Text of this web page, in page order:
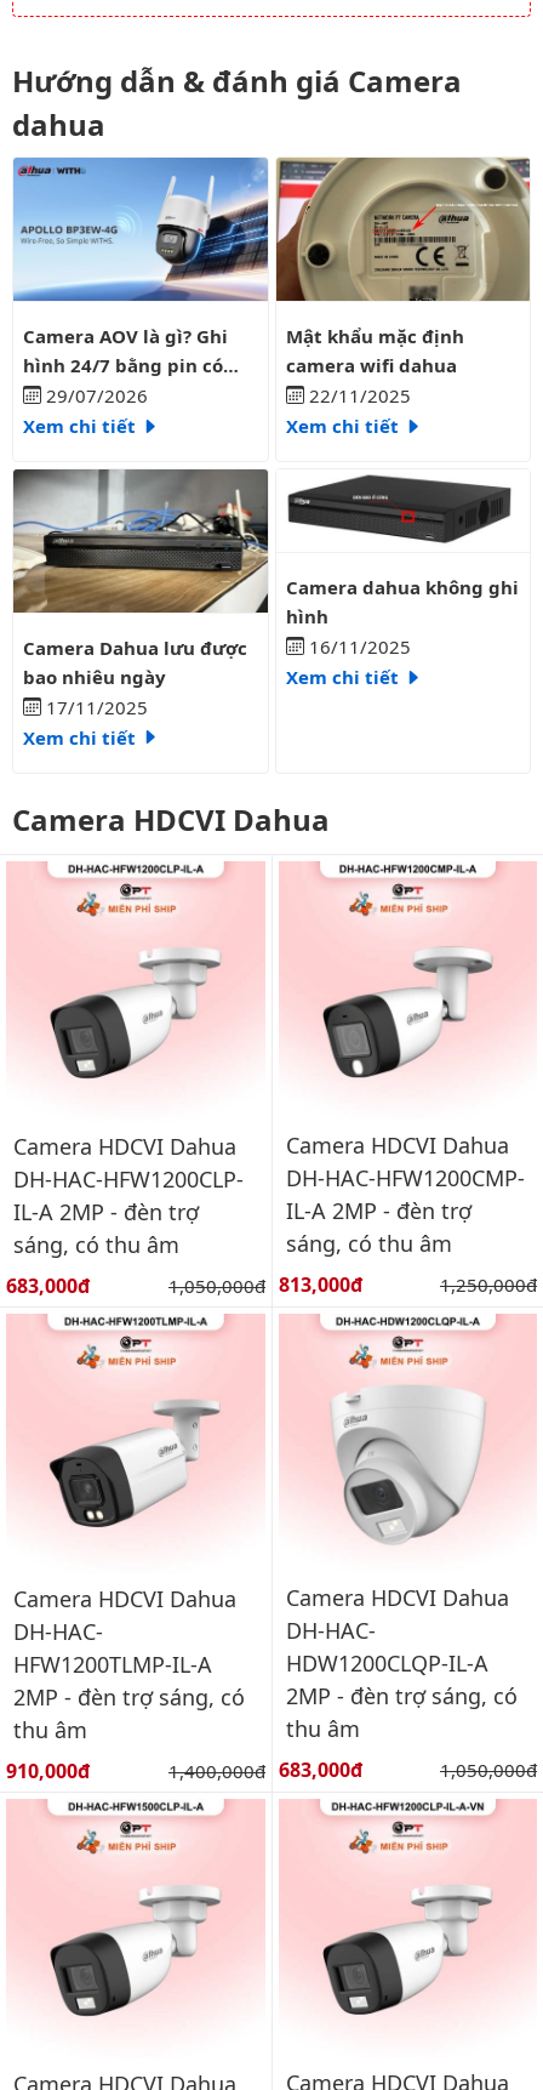
Hướng dẫn & đánh giá Camera
dahua
Camera AOV là gì? Ghi hình 24/7 bằng pin có liên tục?
Camera AOV là gì? Ghi
hình 24/7 bằng pin có
liên tục?
29/07/2026
Xem chi tiết
Mật khẩu mặc định camera
Mật khẩu mặc định
camera wifi dahua
22/11/2025
Xem chi tiết
Camera Dahua lưu được bao nhiêu ngày
Camera Dahua lưu được
bao nhiêu ngày
17/11/2025
Xem chi tiết
Camera dahua không ghi hình
Camera dahua không ghi
hình
16/11/2025
Xem chi tiết
Camera HDCVI Dahua
Camera HDCVI Dahua
DH-HAC-HFW1200CLP-
IL-A 2MP - đèn trợ
sáng, có thu âm
Giá bán:
683,000đ Giá gốc:
1,050,000đ
Camera HDCVI Dahua
DH-HAC-HFW1200CMP-
IL-A 2MP - đèn trợ
sáng, có thu âm
Giá bán:
813,000đ Giá gốc:
1,250,000đ
Camera HDCVI Dahua
DH-HAC-
HFW1200TLMP-IL-A
2MP - đèn trợ sáng, có
thu âm
Giá bán:
910,000đ Giá gốc:
1,400,000đ
Camera HDCVI Dahua
DH-HAC-
HDW1200CLQP-IL-A
2MP - đèn trợ sáng, có
thu âm
Giá bán:
683,000đ Giá gốc:
1,050,000đ
Camera HDCVI Dahua Camera HDCVI Dahua